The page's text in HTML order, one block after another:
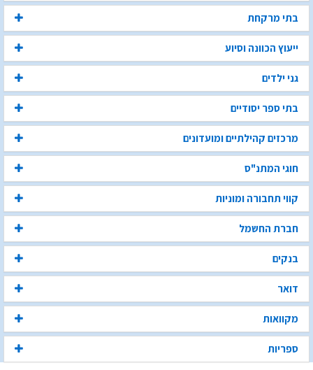
בתי מרקחת
ייעוץ הכוונה וסיוע
גני ילדים
בתי ספר יסודיים
מרכזים קהילתיים ומועדונים
חוגי המתנ"ס
קווי תחבורה ומוניות
חברת החשמל
בנקים
דואר
מקוואות
ספריות